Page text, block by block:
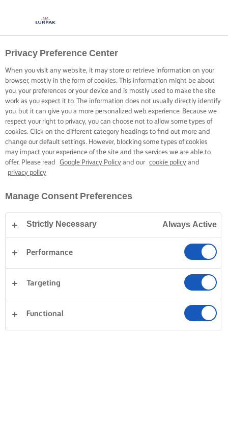
Privacy Preference Center
When you visit any website, it may store or retrieve information on your
browser, mostly in the form of cookies. This information might be about
you, your preferences or your device and is mostly used to make the site
work as you expect it to. The information does not usually directly identify
you, but it can give you a more personalized web experience. Because we
respect your right to privacy, you can choose not to allow some types of
cookies. Click on the different category headings to find out more and
change our default settings. However, blocking some types of cookies
may impact your experience of the site and the services we are able to
offer. Please read
Google Privacy Policy and our cookie policy and
privacy policy
Manage Consent Preferences
Strictly Necessary Always Active
Performance
Targeting
Functional